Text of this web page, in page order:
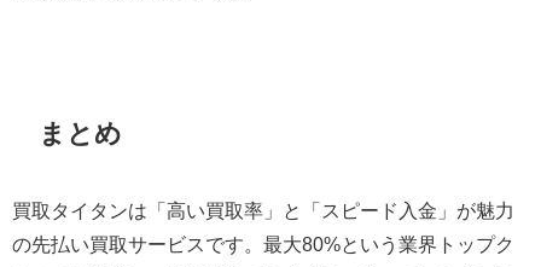
まとめ
買取タイタンは「高い買取率」と「スピード入金」が魅力
の先払い買取サービスです。最大80%という業界トップク